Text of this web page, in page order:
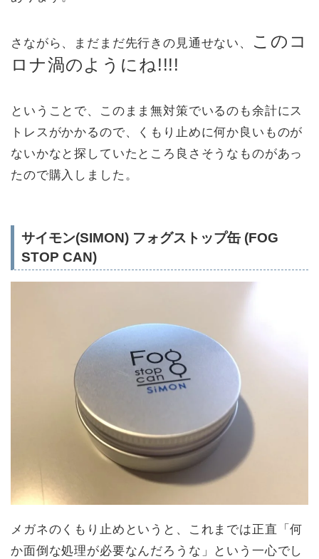
さながら、まだまだ先行きの見通せない、
このコ
ロナ渦のようにね!!!!
ということで、このまま無対策でいるのも余計にス
トレスがかかるので、くもり止めに何か良いものが
ないかなと探していたところ良さそうなものがあっ
たので購入しました。
サイモン(SIMON) フォグストップ缶 (FOG
STOP CAN)
メガネのくもり止めというと、これまでは正直「何
か面倒な処理が必要なんだろうな」という一心でし